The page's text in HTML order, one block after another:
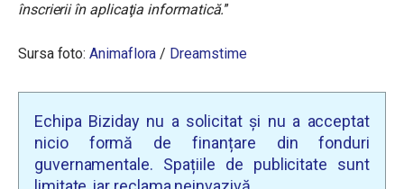
înscrierii în aplicaţia informatică.”
Sursa foto:Animaflora / Dreamstime
Echipa Biziday nu a solicitat și nu a acceptat
nicio formă de finanțare din fonduri
guvernamentale. Spațiile de publicitate sunt